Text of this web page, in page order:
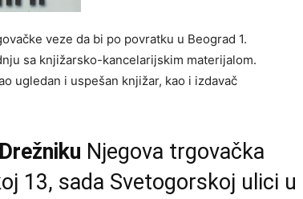
veze da bi po povratku u Beograd 1.
sa knjižarsko-kancelarijskim materijalom.
ugledan i uspešan knjižar, kao i izdavač
Njegova trgovačka
13, sada Svetogorskoj ulici u